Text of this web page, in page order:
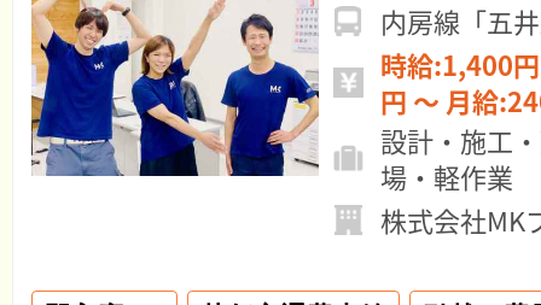
内房線「五
時給:1,400円 ～ 日給
円 ～ 月
設計・施工
場・軽作業
株式会社MK